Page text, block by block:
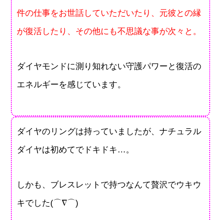
件の仕事をお世話していただいたり、元彼との縁
が復活したり、その他にも不思議な事が次々と。
ダイヤモンドに測り知れない守護パワーと復活の
エネルギーを感じています。
ダイヤのリングは持っていましたが、ナチュラル
ダイヤは初めてでドキドキ…。
しかも、ブレスレットで持つなんて贅沢でウキウ
キでした(⌒∇⌒)